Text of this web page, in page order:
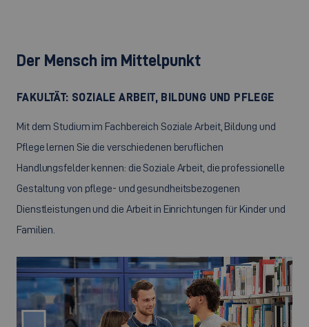
Der Mensch im Mittelpunkt
FAKULTÄT: SOZIALE ARBEIT, BILDUNG UND PFLEGE
Mit dem Studium im Fachbereich Soziale Arbeit, Bildung und
Pflege lernen Sie die verschiedenen beruflichen
Handlungsfelder kennen: die Soziale Arbeit, die professionelle
Gestaltung von pflege- und gesundheitsbezogenen
Dienstleistungen und die Arbeit in Einrichtungen für Kinder und
Familien.